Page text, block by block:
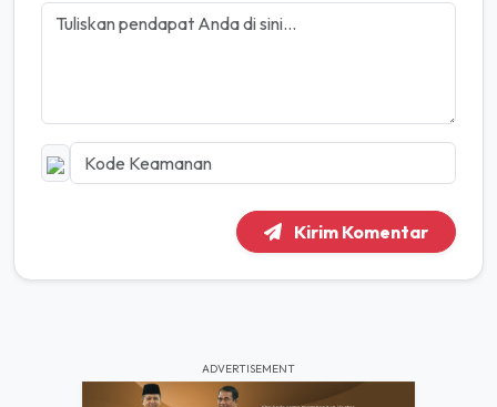
Kirim Komentar
ADVERTISEMENT